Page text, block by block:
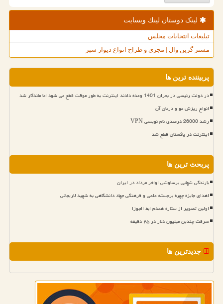
لینک دوستان لینك وبسایت
تبلیغات انتخابات مجلس
مستر گرین وال | مجری و طراح انواع دیوار سبز
پربیننده ترین ها
در دولت رئیسی در بحران 1401 وعده دادند اینترنت به طور موقت قطع می شود اما ماندگار شد
انواع ریزش مو و درمان آن
رشد 26000 درصدی نام نویسی VPN
اینترنت در پاکستان قطع شد
پربحث ترین ها
بارندگی شهابی برساوشی اواخر مرداد در ایران
اهدای جایزه چهره برجسته علمی و فرهنگی جهاد دانشگاهی به شهید لاریجانی
اولین تصویر از ستاره همدم ابط الجوزا
سرقت چندین میلیون دلار در ۲۵ دقیقه
جدیدترین ها